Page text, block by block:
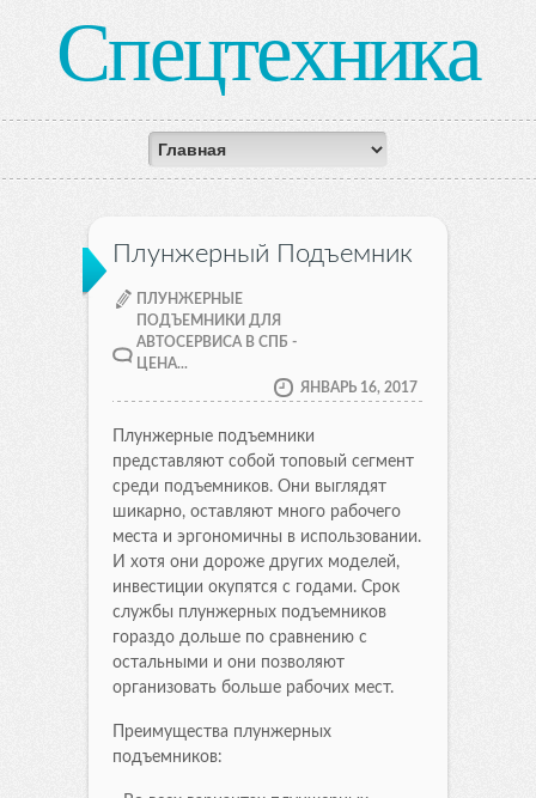
Спецтехника
Плунжерный Подъемник
ПЛУНЖЕРНЫЕ
ПОДЪЕМНИКИ ДЛЯ
АВТОСЕРВИСА В СПБ -
ЦЕНА...
ЯНВАРЬ 16, 2017
Плунжерные подъемники
представляют собой топовый сегмент
среди подъемников. Они выглядят
шикарно, оставляют много рабочего
места и эргономичны в использовании.
И хотя они дороже других моделей,
инвестиции окупятся с годами. Срок
службы плунжерных подъемников
гораздо дольше по сравнению с
остальными и они позволяют
организовать больше рабочих мест.
Преимущества плунжерных
подъемников: